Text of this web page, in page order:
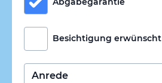
Besichtigung erwünscht